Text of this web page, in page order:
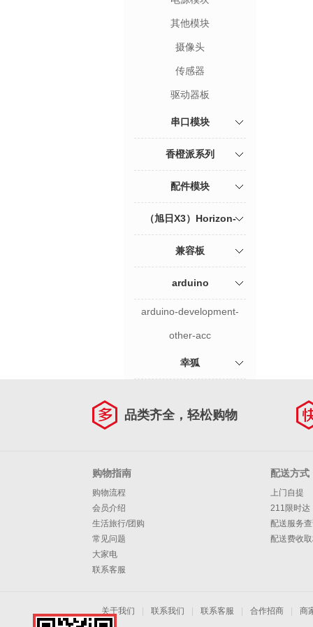
其他模块
摄像头
传感器
驱动器板
串口模块
香橙派系列
配件模块
（旭日X3）Horizon-
sunrise
兼容板
arduino
arduino-development-
other-acc
幸狐
品类齐全，轻松购物
购物指南
购物流程
会员介绍
生活旅行/团购
常见问题
大家电
联系客服
配送方式
上门自提
211限时达
配送服务
配送费收
关于我们 联系我们 联系客服 合作招商 商